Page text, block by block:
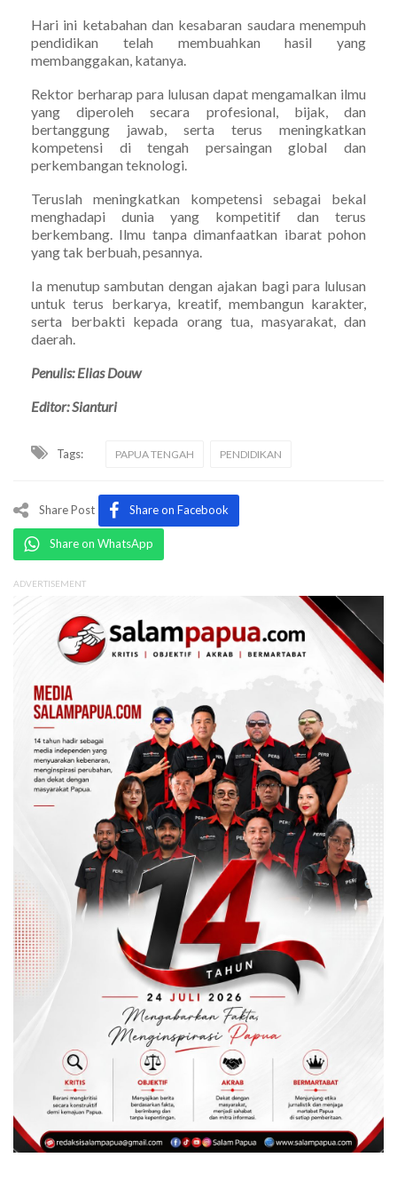
Hari ini ketabahan dan kesabaran saudara menempuh
pendidikan telah membuahkan hasil yang
membanggakan, katanya.
Rektor berharap para lulusan dapat mengamalkan ilmu
yang diperoleh secara profesional, bijak, dan
bertanggung jawab, serta terus meningkatkan
kompetensi di tengah persaingan global dan
perkembangan teknologi.
Teruslah meningkatkan kompetensi sebagai bekal
menghadapi dunia yang kompetitif dan terus
berkembang. Ilmu tanpa dimanfaatkan ibarat pohon
yang tak berbuah, pesannya.
Ia menutup sambutan dengan ajakan bagi para lulusan
untuk terus berkarya, kreatif, membangun karakter,
serta berbakti kepada orang tua, masyarakat, dan
daerah.
Penulis: Elias Douw
Editor: Sianturi
Tags: PAPUA TENGAH PENDIDIKAN
Share Post Share on Facebook
Share on WhatsApp
ADVERTISEMENT